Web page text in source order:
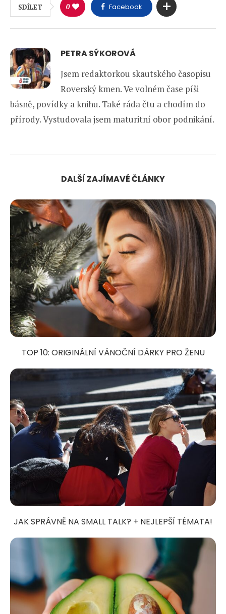
SDÍLET 0 Facebook
PETRA SÝKOROVÁ
Jsem redaktorkou skautského časopisu
Roverský kmen. Ve volném čase píši
básně, povídky a knihu. Také ráda čtu a chodím do
přírody. Vystudovala jsem maturitní obor podnikání.
DALŠÍ ZAJÍMAVÉ ČLÁNKY
TOP 10: ORIGINÁLNÍ VÁNOČNÍ DÁRKY PRO ŽENU
JAK SPRÁVNĚ NA SMALL TALK? + NEJLEPŠÍ TÉMATA!